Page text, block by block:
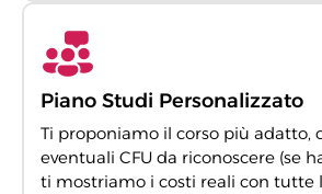
Piano Studi Personalizzato
Ti proponiamo il corso più adatto,
eventuali CFU da riconoscere (se
ti mostriamo i costi reali con tutte